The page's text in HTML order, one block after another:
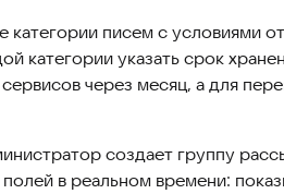
писем с условиями
категории указать срок
через месяц, а для
создает группу
в реальном времени: